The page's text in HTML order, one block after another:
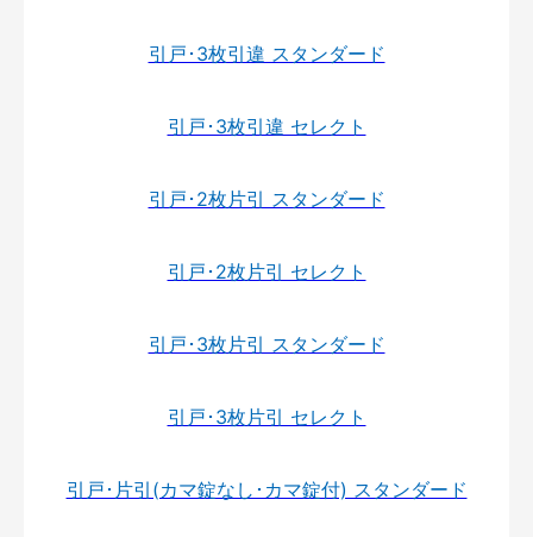
引戸･3枚引違 スタンダード
引戸･3枚引違 セレクト
引戸･2枚片引 スタンダード
引戸･2枚片引 セレクト
引戸･3枚片引 スタンダード
引戸･3枚片引 セレクト
引戸･片引(カマ錠なし･カマ錠付) スタンダード